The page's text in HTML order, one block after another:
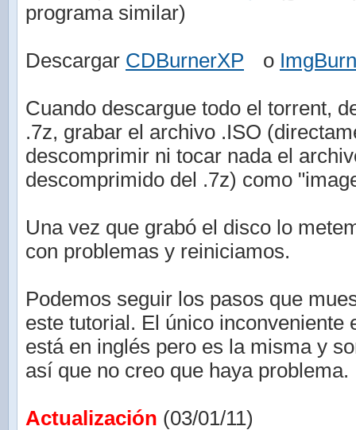
programa similar)
Descargar CDBurnerXP o ImgBurn
Cuando descargue todo el torrent,
.7z, grabar el archivo .ISO
descomprimir ni tocar nada el
descomprimido del .7z) como
Una vez que grabó el disco lo
con problemas y reiniciamos.
Podemos seguir los pasos que
este tutorial. El único inconveniente
está en inglés pero es la misma y
así que no creo que haya problema.
Actualización (03/01/11)